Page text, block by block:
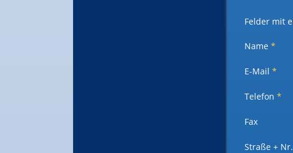
Felder mit
Name *
E-Mail *
Telefon *
Fax
Straße + Nr.